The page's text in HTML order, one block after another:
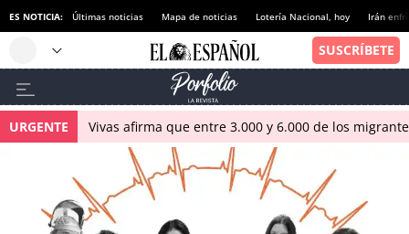
ES NOTICIA: Últimas noticias Mapa de noticias Lotería Nacional, hoy Irán
URGENTE Vivas afirma que entre 3.000 y 6.000 de los